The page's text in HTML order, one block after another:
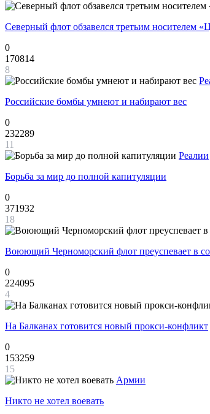
Северный флот обзавелся третьим носителем
0
170814
8
Российские бомбы умнеют и набирают вес
0
232289
11
Реалии
Борьба за мир до полной капитуляции
0
371932
18
Воюющий Черноморский флот преуспевает в
0
224095
4
На Балканах готовится новый прокси-конфликт
0
153259
15
Армии
Никто не хотел воевать